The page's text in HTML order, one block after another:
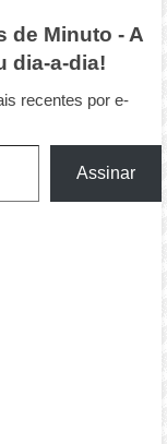
de Minuto - A
dia-a-dia!
recentes por e-
Assinar